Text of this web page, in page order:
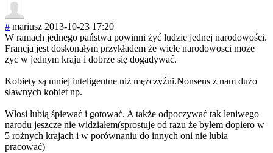
# mariusz 2013-10-23 17:20
W ramach jednego państwa powinni żyć ludzie jednej narodowości.
Francja jest doskonałym przykładem że wiele narodowosci moze
zyc w jednym kraju i dobrze się dogadywać.
Kobiety są mniej inteligentne niż mężczyźni.Nonsens z nam dużo
sławnych kobiet np.
Włosi lubią śpiewać i gotować. A także odpoczywać tak leniwego
narodu jeszcze nie widziałem(sprostuje od razu że byłem dopiero w
5 rożnych krajach i w porównaniu do innych oni nie lubia
pracować)